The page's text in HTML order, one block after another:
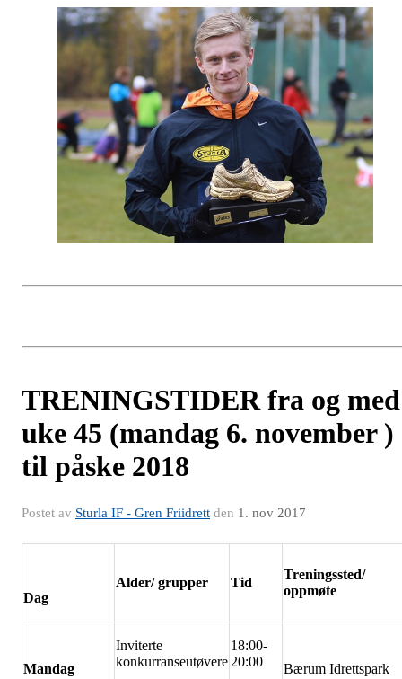
TRENINGSTIDER fra og med
uke 45 (mandag 6. november )
til påske 2018
Postet av Sturla IF - Gren Friidrett den 1. nov 2017
Dag
Alder/ grupper Tid
Treningssted/
oppmøte
Mandag
Inviterte
konkurranseutøvere
18:00-
20:00
Bærum Idrettspark